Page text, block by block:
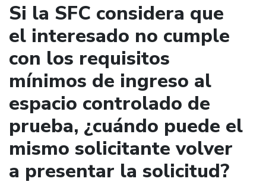
Si la SFC considera que
el interesado no cumple
con los requisitos
mínimos de ingreso al
espacio controlado de
prueba, ¿cuándo puede el
mismo solicitante volver
a presentar la solicitud?